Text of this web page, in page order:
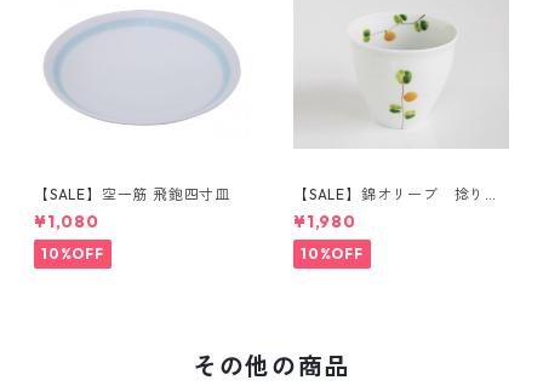
【SALE】空一筋 飛鉋四寸皿
¥1,080
10%OFF
【SALE】錦オリーブ 捻り湯
呑（橙）
¥1,980
10%OFF
その他の商品